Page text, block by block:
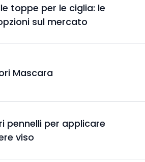
toppe per le ciglia: le
sul mercato
Mascara
pennelli per applicare
viso